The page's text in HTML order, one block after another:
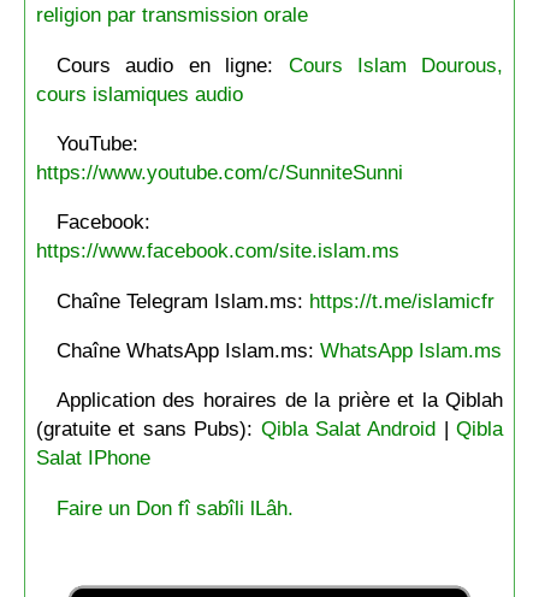
religion par transmission orale
Cours audio en ligne: Cours Islam Dourous,
cours islamiques audio
YouTube:
https://www.youtube.com/c/SunniteSunni
Facebook:
https://www.facebook.com/site.islam.ms
Chaîne Telegram Islam.ms: https://t.me/islamicfr
Chaîne WhatsApp Islam.ms: WhatsApp Islam.ms
Application des horaires de la prière et la Qiblah
(gratuite et sans Pubs): Qibla Salat Android |Qibla
Salat IPhone
Faire un Don fî sabîli lLâh.